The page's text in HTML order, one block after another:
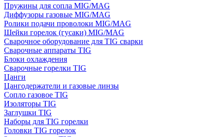
Пружины для сопла MIG/MAG
Диффузоры газовые MIG/MAG
Ролики подачи проволоки MIG/MAG
Шейки горелок (гусаки) MIG/MAG
Сварочное оборудование для TIG сварки
Сварочные аппараты TIG
Блоки охлаждения
Сварочные горелки TIG
Цанги
Цангодержатели и газовые линзы
Сопло газовое TIG
Изоляторы TIG
Заглушки TIG
Наборы для TIG горелки
Головки TIG горелок